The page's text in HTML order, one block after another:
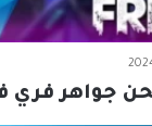
جواهر فري